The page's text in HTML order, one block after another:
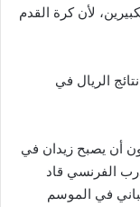
لأن كرة القدم
الريال في
أن يصبح زيدان في
الفرنسي قاد
في الموسم